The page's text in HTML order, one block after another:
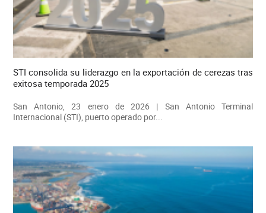
STI consolida su liderazgo en la exportación de cerezas tras
exitosa temporada 2025
San Antonio, 23 enero de 2026 | San Antonio Terminal
Internacional (STI), puerto operado por...